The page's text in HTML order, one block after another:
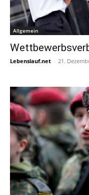
Allgemein
Lebenslauf.net - 21.